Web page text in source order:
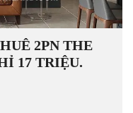
2PN THE
17 TRIỆU.